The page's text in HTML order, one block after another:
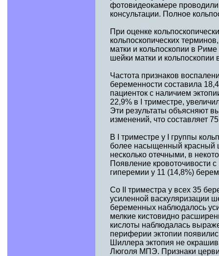
фотовидеокамере
консультации. Полное
При оценке
кольпоскопических
матки и кольпоскопии в
шейки матки и кольпоскопии
Частота признаков
беременности составила
пациенток с наличием
22,9% в I триместре,
Эти результаты объясняют
изменений, что составляет
В I триместре у I группы
более насыщенный красный
несколько отечными, в
Появление кровоточивости
гиперемии у 11 (14,8%)
Со II триместра у всех 35
усиленной васкуляризации
беременных наблюдалось
мелкие кистовидно
кислоты наблюдалась
периферии эктопии
Шиллера эктопия не
Люголя МПЭ. Признаки